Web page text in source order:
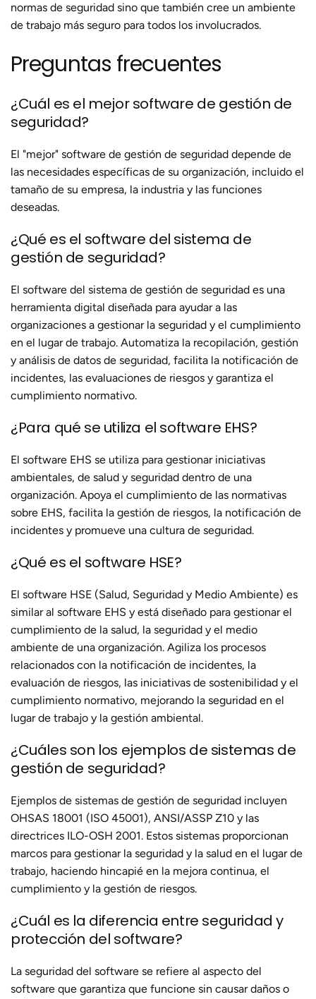
normas de seguridad sino que también cree un ambiente
de trabajo más seguro para todos los involucrados.
Preguntas frecuentes
¿Cuál es el mejor software de gestión de
seguridad?
El "mejor" software de gestión de seguridad depende de
las necesidades específicas de su organización, incluido el
tamaño de su empresa, la industria y las funciones
deseadas.
¿Qué es el software del sistema de
gestión de seguridad?
El software del sistema de gestión de seguridad es una
herramienta digital diseñada para ayudar a las
organizaciones a gestionar la seguridad y el cumplimiento
en el lugar de trabajo. Automatiza la recopilación, gestión
y análisis de datos de seguridad, facilita la notificación de
incidentes, las evaluaciones de riesgos y garantiza el
cumplimiento normativo.
¿Para qué se utiliza el software EHS?
El software EHS se utiliza para gestionar iniciativas
ambientales, de salud y seguridad dentro de una
organización. Apoya el cumplimiento de las normativas
sobre EHS, facilita la gestión de riesgos, la notificación de
incidentes y promueve una cultura de seguridad.
¿Qué es el software HSE?
El software HSE (Salud, Seguridad y Medio Ambiente) es
similar al software EHS y está diseñado para gestionar el
cumplimiento de la salud, la seguridad y el medio
ambiente de una organización. Agiliza los procesos
relacionados con la notificación de incidentes, la
evaluación de riesgos, las iniciativas de sostenibilidad y el
cumplimiento normativo, mejorando la seguridad en el
lugar de trabajo y la gestión ambiental.
¿Cuáles son los ejemplos de sistemas de
gestión de seguridad?
Ejemplos de sistemas de gestión de seguridad incluyen
OHSAS 18001 (ISO 45001), ANSI/ASSP Z10 y las
directrices ILO-OSH 2001. Estos sistemas proporcionan
marcos para gestionar la seguridad y la salud en el lugar de
trabajo, haciendo hincapié en la mejora continua, el
cumplimiento y la gestión de riesgos.
¿Cuál es la diferencia entre seguridad y
protección del software?
La seguridad del software se refiere al aspecto del
software que garantiza que funcione sin causar daños o